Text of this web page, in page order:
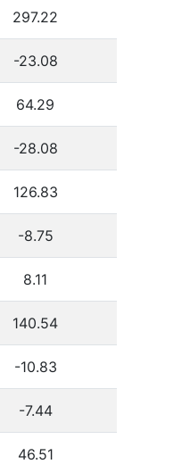
297.22
-23.08
64.29
-28.08
126.83
-8.75
8.11
140.54
-10.83
-7.44
46.51